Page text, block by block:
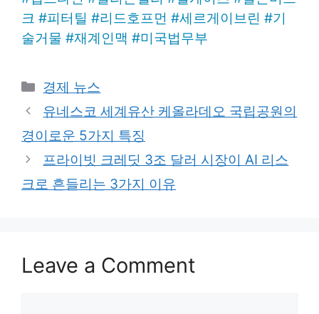
크 #피터틸 #리드호프먼 #세르게이브린 #기
술거물 #재계인맥 #미국법무부
Categories
경제 뉴스
유네스코 세계유산 케올라데오 국립공원의
경이로운 5가지 특징
프라이빗 크레딧 3조 달러 시장이 AI 리스
크로 흔들리는 3가지 이유
Leave a Comment